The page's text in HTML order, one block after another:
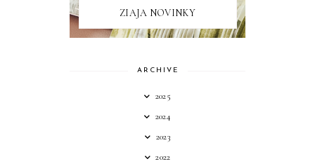
ZIAJA NOVINKY
ARCHIVE
2025
2024
2023
2022